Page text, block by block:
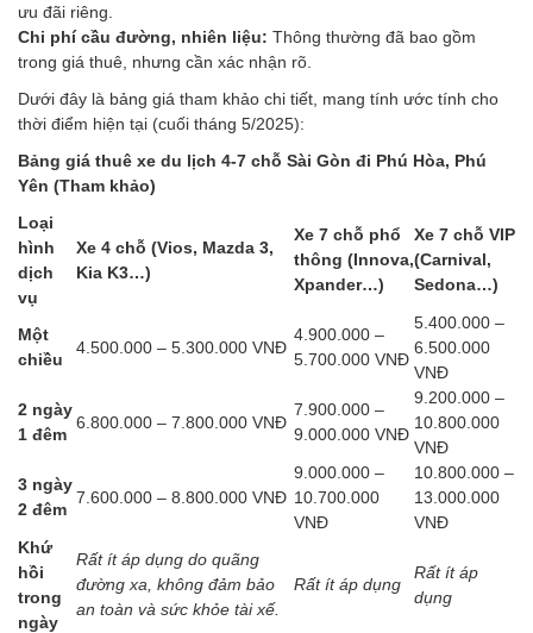
ưu đãi riêng.
Chi phí cầu đường, nhiên liệu: Thông thường đã bao gồm
trong giá thuê, nhưng cần xác nhận rõ.
Dưới đây là bảng giá tham khảo chi tiết, mang tính ước tính cho
thời điểm hiện tại (cuối tháng 5/2025):
Bảng giá thuê xe du lịch 4-7 chỗ Sài Gòn đi Phú Hòa, Phú
Yên (Tham khảo)
Loại
hình
dịch
vụ
Xe 4 chỗ (Vios, Mazda 3,
Kia K3…)
Xe 7 chỗ phổ
thông (Innova,
Xpander…)
Xe 7 chỗ VIP
(Carnival,
Sedona…)
Một
chiều
4.500.000 – 5.300.000 VNĐ
4.900.000 –
5.700.000 VNĐ
5.400.000 –
6.500.000
VNĐ
2 ngày
1 đêm
6.800.000 – 7.800.000 VNĐ
7.900.000 –
9.000.000 VNĐ
9.200.000 –
10.800.000
VNĐ
3 ngày
2 đêm
7.600.000 – 8.800.000 VNĐ
9.000.000 –
10.700.000
VNĐ
10.800.000 –
13.000.000
VNĐ
Khứ
hồi
trong
ngày
Rất ít áp dụng do quãng
đường xa, không đảm bảo
an toàn và sức khỏe tài xế.
Rất ít áp dụng
Rất ít áp
dụng